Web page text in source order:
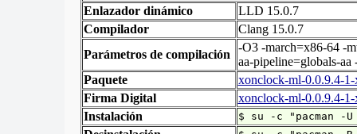
Enlazador dinámico
LLD 15.0.7
Compilador
Clang 15.0.7
Parámetros de compilación
-O3 -march=x86-64 -
aa-pipeline=globals-
Paquete
xonclock-ml-0.0.9.4-
Firma Digital
xonclock-ml-0.0.9.4-1-
Instalación
$ su -c "pacman -